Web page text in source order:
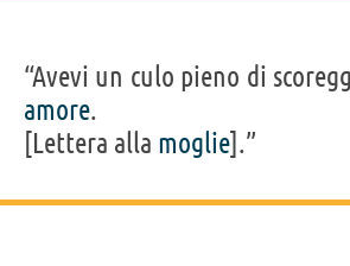
“Avevi un culo pieno di
amore.
[Lettera alla moglie].”